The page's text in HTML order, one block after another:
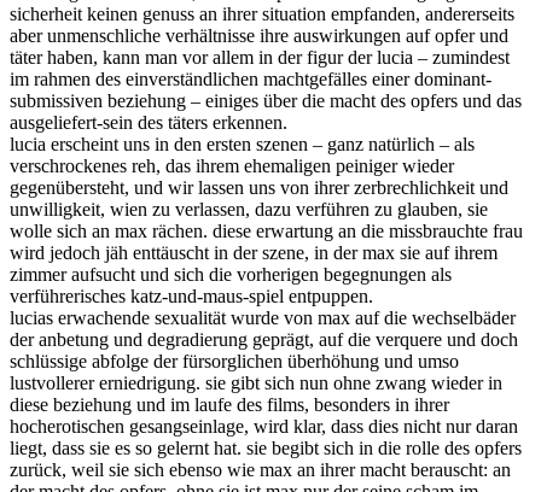
sicherheit keinen genuss an ihrer situation empfanden, andererseits
aber unmenschliche verhältnisse ihre auswirkungen auf opfer und
täter haben, kann man vor allem in der figur der lucia – zumindest
im rahmen des einverständlichen machtgefälles einer dominant-
submissiven beziehung – einiges über die macht des opfers und das
ausgeliefert-sein des täters erkennen.
lucia erscheint uns in den ersten szenen – ganz natürlich – als
verschrockenes reh, das ihrem ehemaligen peiniger wieder
gegenübersteht, und wir lassen uns von ihrer zerbrechlichkeit und
unwilligkeit, wien zu verlassen, dazu verführen zu glauben, sie
wolle sich an max rächen. diese erwartung an die missbrauchte frau
wird jedoch jäh enttäuscht in der szene, in der max sie auf ihrem
zimmer aufsucht und sich die vorherigen begegnungen als
verführerisches katz-und-maus-spiel entpuppen.
lucias erwachende sexualität wurde von max auf die wechselbäder
der anbetung und degradierung geprägt, auf die verquere und doch
schlüssige abfolge der fürsorglichen überhöhung und umso
lustvollerer erniedrigung. sie gibt sich nun ohne zwang wieder in
diese beziehung und im laufe des films, besonders in ihrer
hocherotischen gesangseinlage, wird klar, dass dies nicht nur daran
liegt, dass sie es so gelernt hat. sie begibt sich in die rolle des opfers
zurück, weil sie sich ebenso wie max an ihrer macht berauscht: an